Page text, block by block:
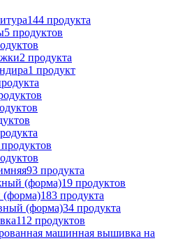
144 продукта
5 продуктов
2 продукта
1 продукт
93 продукта
(форма)19 продуктов
(форма)183 продукта
(форма)34 продукта
112 продуктов
машинная вышивка на